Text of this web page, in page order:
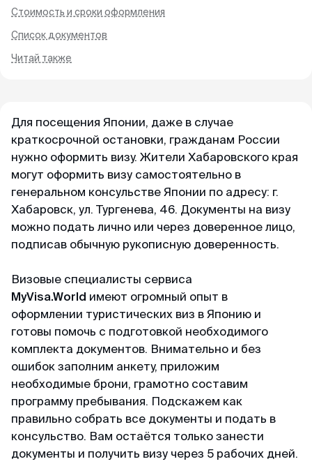
Представительство в России
ИП Корольков А.П.
ИНН: 254008253826
Визу прислали в срок. Общение в чате
сингапурскую визу почти в 2 раза ниже чем
предлагали агентства в России. Моя
Ирина
Отзыв с Google · 2025
Быстро и по делу
Обратилась в визовый центр за визой в
Сингапур. Выслала все документы в чатбот.
Ждала неделю, в итоге выслали визу, все
хорошо, рекомендую обращаться, на все
Майкл
Отзыв с Telegram · 2024
Приятное общение
Первый раз оформлял через вас, настолько
быстро, приятное общение через переписку,
всë разъяснили и был успех. Большое спасибо
за помощь, буду пользоваться вашим каналом
и рекомендовать своим друзьям. Огромное
Telegram
+65 3159–45–35
docs@myvisa.world
Полезные материалы
Публикации ВКонтакте
Блог
Telegram-канал
Пользователям
Договор-оферта
Конфиденциальность
Стоимость и сроки оформления
Список документов
Читай также
Для посещения Японии, даже в случае
краткосрочной остановки, гражданам России
нужно оформить визу. Жители Хабаровского края
могут оформить визу самостоятельно в
генеральном консульстве Японии по адресу: г.
Хабаровск, ул. Тургенева, 46. Документы на визу
можно подать лично или через доверенное лицо,
подписав обычную рукописную доверенность.
Визовые специалисты сервиса
MyVisa.World имеют огромный опыт в
оформлении туристических виз в Японию и
готовы помочь с подготовкой необходимого
комплекта документов. Внимательно и без
ошибок заполним анкету, приложим
необходимые брони, грамотно составим
программу пребывания. Подскажем как
правильно собрать все документы и подать в
консульство. Вам остаётся только занести
документы и получить визу через 5 рабочих дней.